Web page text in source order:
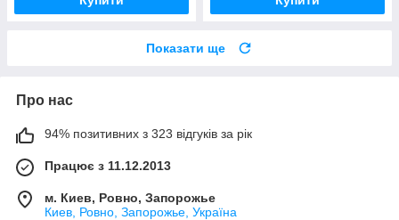
Показати ще
Про нас
94% позитивних з 323 відгуків за рік
Працює з 11.12.2013
м. Киев, Ровно, Запорожье
Киев, Ровно, Запорожье, Україна